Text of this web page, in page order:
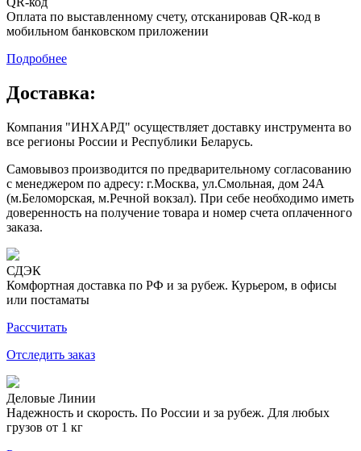
Оплата по выставленному счету, отсканировав QR-код в
мобильном банковском приложении
Подробнее
Доставка:
Компания "ИНХАРД" осуществляет доставку инструмента во
все регионы России и Республики Беларусь.
Самовывоз производится по предварительному согласованию
с менеджером по адресу: г.Москва, ул.Смольная, дом 24А
(м.Беломорская, м.Речной вокзал). При себе необходимо иметь
доверенность на получение товара и номер счета оплаченного
заказа.
СДЭК
Комфортная доставка по РФ и за рубеж. Курьером, в офисы
или постаматы
Рассчитать
Отследить заказ
Деловые Линии
Надежность и скорость. По России и за рубеж. Для любых
грузов от 1 кг